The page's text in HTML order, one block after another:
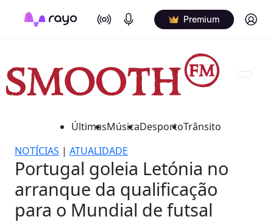
On Air Podcasts Premium Log in
ÚltimasMúsicaDesportoTrânsito
NOTÍCIAS | ATUALIDADE
Portugal goleia Letónia no
arranque da qualificação
para o Mundial de futsal